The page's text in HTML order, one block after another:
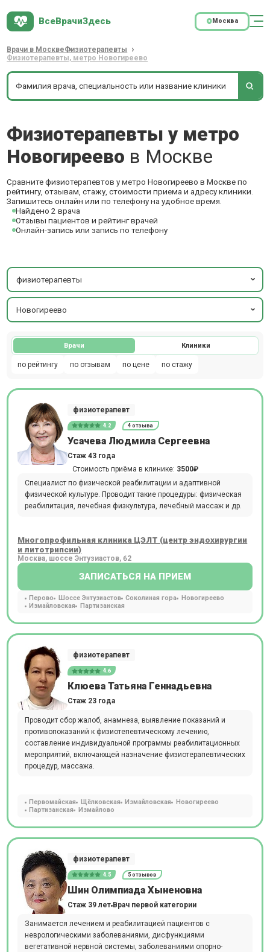
ВсеВрачиЗдесь Москва
Врачи в МосквеФизиотерапевты
Физиотерапевты, метро Новогиреево
Физиотерапевты у метро
Новогиреево в Москве
Сравните физиотерапевтов у метро Новогиреево в Москве по
рейтингу, отзывам, стажу, стоимости приема и адресу клиники.
Запишитесь онлайн или по телефону на удобное время.
Найдено 2 врача
Отзывы пациентов и рейтинг врачей
Онлайн-запись или запись по телефону
физиотерапевты
Новогиреево
Врачи Клиники
по рейтингу по отзывам по цене по стажу
физиотерапевт
4.2 4 отзыва
Усачева Людмила Сергеевна
Стаж 43 года
Стоимость приёма в клинике: 3500₽
Специалист по физической реабилитации и адаптивной
физической культуре. Проводит такие процедуры: физическая
реабилитация, лечебная физкультура, лечебный массаж и др.
Многопрофильная клиника ЦЭЛТ (центр эндохирургии
и литотрипсии)
Москва, шоссе Энтузиастов, 62
ЗАПИСАТЬСЯ НА ПРИЕМ
Перово Шоссе Энтузиастов Соколиная гора
Новогиреево
Измайловская
Партизанская
физиотерапевт
4.6
Клюева Татьяна Геннадьевна
Стаж 23 года
Проводит сбор жалоб, анамнеза, выявление показаний и
противопоказаний к физиотепевтическому лечению,
составление индивидуальной программы реабилитационных
мероприятий, включающей назначение физиотерапевтических
процедур, массажа.
Первомайская Щёлковская Измайловская
Новогиреево
Партизанская
Измайлово
физиотерапевт
4.5 5 отзывов
Шин Олимпиада Хыненовна
Стаж 39 лет Врач первой категории
Занимается лечением и реабилитацией пациентов с
неврологическими заболеваниями, дисфункциями
вегетативной нервной системы, заболеваниями опорно-